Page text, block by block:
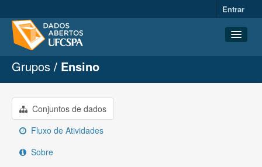
Entrar
Conjuntos de dados
Organizações
Grupos
Sobre
Grupos Ensino
Conjuntos de dados
Fluxo de Atividades
Sobre